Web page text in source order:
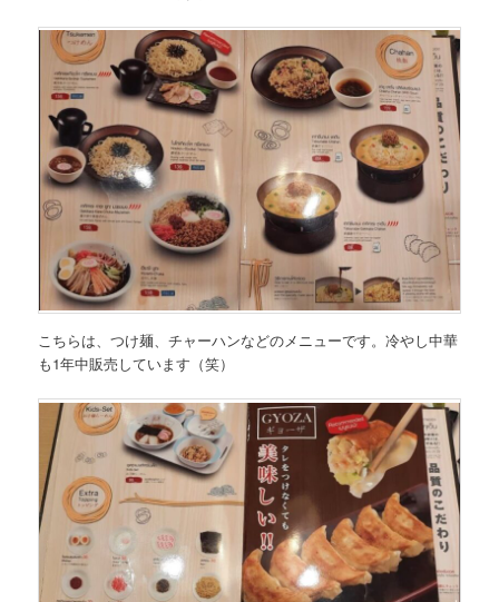
こちらは、つけ麺、チャーハンなどのメニューです。冷やし中華
も1年中販売しています（笑）